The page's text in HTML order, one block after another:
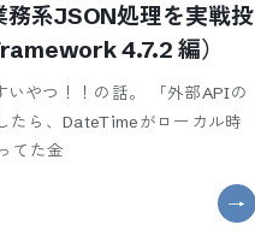
系JSON処理を実戦投
4.7.2 編）
やつ！！の話。 「外部APIの
たら、DateTimeがローカル時
てた金